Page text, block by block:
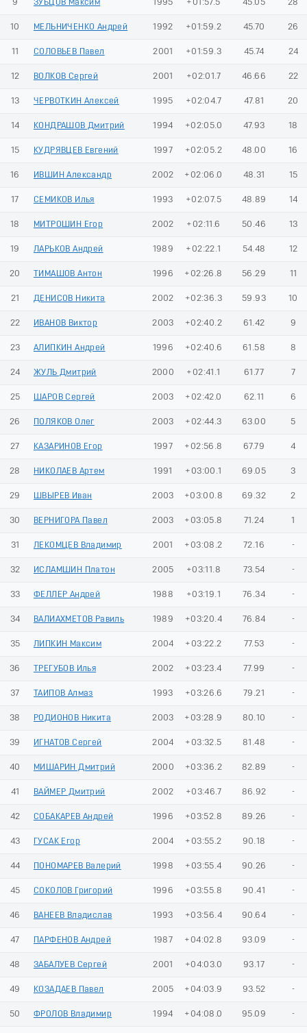
9 ЗУБЦОВ Максим 1995 +01:57.5 45.05 28
10 МЕЛЬНИЧЕНКО Андрей 1992 +01:59.2 45.70 26
11 СОЛОВЬЕВ Павел 2001 +01:59.3 45.74 24
12 ВОЛКОВ Сергей 2001 +02:01.7 46.66 22
13 ЧЕРВОТКИН Алексей 1995 +02:04.7 47.81 20
14 КОНДРАШОВ Дмитрий 1994 +02:05.0 47.93 18
15 КУДРЯВЦЕВ Евгений 1997 +02:05.2 48.00 16
16 ИВШИН Александр 2002 +02:06.0 48.31 15
17 СЕМИКОВ Илья 1993 +02:07.5 48.89 14
18 МИТРОШИН Егор 2002 +02:11.6 50.46 13
19 ЛАРЬКОВ Андрей 1989 +02:22.1 54.48 12
20 ТИМАШОВ Антон 1996 +02:26.8 56.29 11
21 ДЕНИСОВ Никита 2002 +02:36.3 59.93 10
22 ИВАНОВ Виктор 2003 +02:40.2 61.42 9
23 АЛИПКИН Андрей 1996 +02:40.6 61.58 8
24 ЖУЛЬ Дмитрий 2000 +02:41.1 61.77 7
25 ШАРОВ Сергей 2003 +02:42.0 62.11 6
26 ПОЛЯКОВ Олег 2003 +02:44.3 63.00 5
27 КАЗАРИНОВ Егор 1997 +02:56.8 67.79 4
28 НИКОЛАЕВ Артем 1991 +03:00.1 69.05 3
29 ШВЫРЕВ Иван 2003 +03:00.8 69.32 2
30 ВЕРНИГОРА Павел 2003 +03:05.8 71.24 1
31 ЛЕКОМЦЕВ Владимир 2001 +03:08.2 72.16 -
32 ИСЛАМШИН Платон 2005 +03:11.8 73.54 -
33 ФЕЛЛЕР Андрей 1988 +03:19.1 76.34 -
34 ВАЛИАХМЕТОВ Равиль 1989 +03:20.4 76.84 -
35 ЛИПКИН Максим 2004 +03:22.2 77.53 -
36 ТРЕГУБОВ Илья 2002 +03:23.4 77.99 -
37 ТАИПОВ Алмаз 1993 +03:26.6 79.21 -
38 РОДИОНОВ Никита 2003 +03:28.9 80.10 -
39 ИГНАТОВ Сергей 2004 +03:32.5 81.48 -
40 МИШАРИН Дмитрий 2000 +03:36.2 82.89 -
41 ВАЙМЕР Дмитрий 2002 +03:46.7 86.92 -
42 СОБАКАРЕВ Андрей 1996 +03:52.8 89.26 -
43 ГУСАК Егор 2004 +03:55.2 90.18 -
44 ПОНОМАРЕВ Валерий 1998 +03:55.4 90.26 -
45 СОКОЛОВ Григорий 1996 +03:55.8 90.41 -
46 ВАНЕЕВ Владислав 1993 +03:56.4 90.64 -
47 ПАРФЕНОВ Андрей 1987 +04:02.8 93.09 -
48 ЗАБАЛУЕВ Сергей 2001 +04:03.0 93.17 -
49 КОЗАДАЕВ Павел 2005 +04:03.9 93.52 -
50 ФРОЛОВ Владимир 1994 +04:08.0 95.09 -